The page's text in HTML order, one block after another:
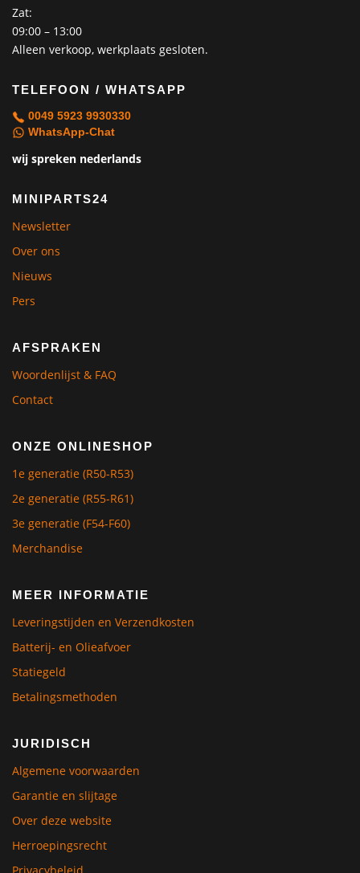
Zat:
09:00 – 13:00
Alleen verkoop, werkplaats gesloten.
TELEFOON / WHATSAPP
0049 5923 9930330
WhatsApp-Chat
wij spreken nederlands
MINIPARTS24
Newsletter
Over ons
Nieuws
Pers
AFSPRAKEN
Woordenlijst & FAQ
Contact
ONZE ONLINESHOP
1e generatie (R50-R53)
2e generatie (R55-R61)
3e generatie (F54-F60)
Merchandise
MEER INFORMATIE
Leveringstijden en Verzendkosten
Batterij- en Olieafvoer
Statiegeld
Betalingsmethoden
JURIDISCH
Algemene voorwaarden
Garantie en slijtage
Over deze website
Herroepingsrecht